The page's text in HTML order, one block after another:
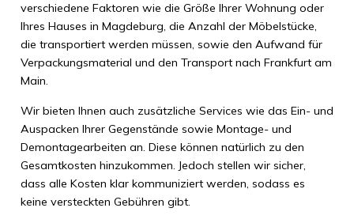
verschiedene Faktoren wie die Größe Ihrer Wohnung oder
Ihres Hauses in Magdeburg, die Anzahl der Möbelstücke,
die transportiert werden müssen, sowie den Aufwand für
Verpackungsmaterial und den Transport nach Frankfurt am
Main.
Wir bieten Ihnen auch zusätzliche Services wie das Ein- und
Auspacken Ihrer Gegenstände sowie Montage- und
Demontagearbeiten an. Diese können natürlich zu den
Gesamtkosten hinzukommen. Jedoch stellen wir sicher,
dass alle Kosten klar kommuniziert werden, sodass es
keine versteckten Gebühren gibt.